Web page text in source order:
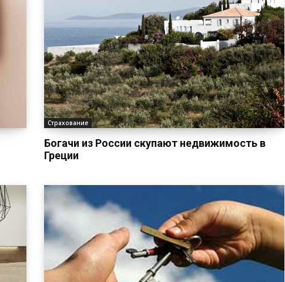
Страхование
Богачи из России скупают недвижимость в
Греции